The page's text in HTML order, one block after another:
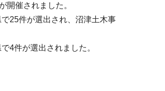
開催されました。
25件が選出され、沼津土木事
4件が選出されました。